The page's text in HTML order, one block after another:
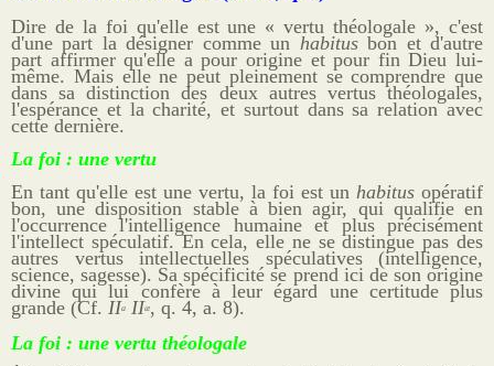
E-books
Dire de la foi qu'elle est une « vertu théologale », c'est
d'une part la désigner comme un habitusbon et d'autre
part affirmer qu'elle a pour origine et pour fin Dieu lui-
même. Mais elle ne peut pleinement se comprendre que
dans sa distinction des deux autres vertus théologales,
l'espérance et la charité, et surtout dans sa relation avec
cette dernière.
La foi : une vertu
En tant qu'elle est une vertu, la foi est un habitus opératif
bon, une disposition stable à bien agir, qui qualifie en
l'occurrence l'intelligence humaine et plus précisément
l'intellect spéculatif. En cela, elle ne se distingue pas des
autres vertus intellectuelles spéculatives (intelligence,
science, sagesse). Sa spécificité se prend ici de son origine
divine qui lui confère à leur égard une certitude plus
grande (Cf. IIa IIæ, q. 4, a. 8).
La foi : une vertu théologale